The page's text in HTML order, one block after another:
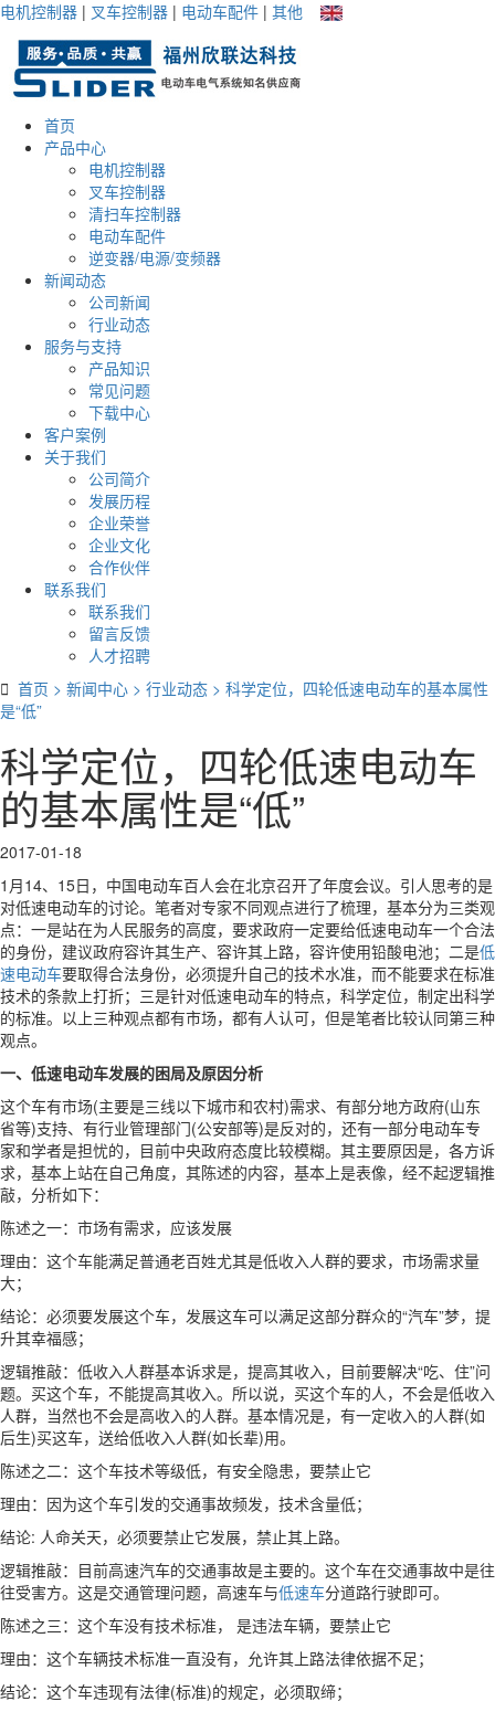
电机控制器 | 叉车控制器 | 电动车配件 | 其他
首页
产品中心
电机控制器
叉车控制器
清扫车控制器
电动车配件
逆变器/电源/变频器
新闻动态
公司新闻
行业动态
服务与支持
产品知识
常见问题
下载中心
客户案例
关于我们
公司简介
发展历程
企业荣誉
企业文化
合作伙伴
联系我们
联系我们
留言反馈
人才招聘
 首页 > 新闻中心 > 行业动态 > 科学定位，四轮低速电动车的基本属性
是“低”
科学定位，四轮低速电动车
的基本属性是“低”
2017-01-18
1月14、15日，中国电动车百人会在北京召开了年度会议。引人思考的是
对低速电动车的讨论。笔者对专家不同观点进行了梳理，基本分为三类观
点：一是站在为人民服务的高度，要求政府一定要给低速电动车一个合法
的身份，建议政府容许其生产、容许其上路，容许使用铅酸电池；二是低
速电动车要取得合法身份，必须提升自己的技术水准，而不能要求在标准
技术的条款上打折；三是针对低速电动车的特点，科学定位，制定出科学
的标准。以上三种观点都有市场，都有人认可，但是笔者比较认同第三种
观点。
一、低速电动车发展的困局及原因分析
这个车有市场(主要是三线以下城市和农村)需求、有部分地方政府(山东
省等)支持、有行业管理部门(公安部等)是反对的，还有一部分电动车专
家和学者是担忧的，目前中央政府态度比较模糊。其主要原因是，各方诉
求，基本上站在自己角度，其陈述的内容，基本上是表像，经不起逻辑推
敲，分析如下：
陈述之一：市场有需求，应该发展
理由：这个车能满足普通老百姓尤其是低收入人群的要求，市场需求量
大；
结论：必须要发展这个车，发展这车可以满足这部分群众的“汽车”梦，提
升其幸福感；
逻辑推敲：低收入人群基本诉求是，提高其收入，目前要解决“吃、住”问
题。买这个车，不能提高其收入。所以说，买这个车的人，不会是低收入
人群，当然也不会是高收入的人群。基本情况是，有一定收入的人群(如
后生)买这车，送给低收入人群(如长辈)用。
陈述之二：这个车技术等级低，有安全隐患，要禁止它
理由：因为这个车引发的交通事故频发，技术含量低；
结论: 人命关天，必须要禁止它发展，禁止其上路。
逻辑推敲：目前高速汽车的交通事故是主要的。这个车在交通事故中是往
往受害方。这是交通管理问题，高速车与低速车分道路行驶即可。
陈述之三：这个车没有技术标准， 是违法车辆，要禁止它
理由：这个车辆技术标准一直没有，允许其上路法律依据不足；
结论：这个车违现有法律(标准)的规定，必须取缔；